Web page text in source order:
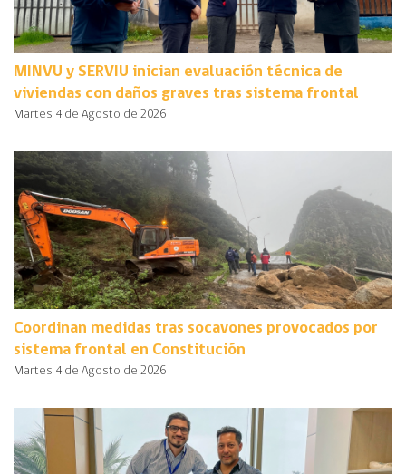
MINVU y SERVIU inician evaluación técnica de
viviendas con daños graves tras sistema frontal
Martes 4 de Agosto de 2026
Coordinan medidas tras socavones provocados por
sistema frontal en Constitución
Martes 4 de Agosto de 2026